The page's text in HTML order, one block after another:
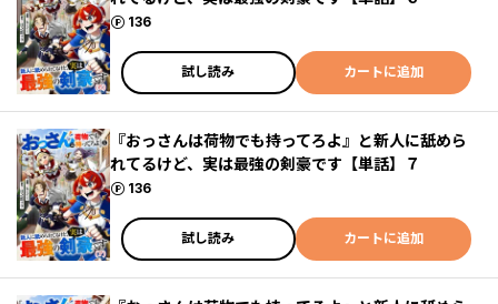
136
ポイント
試し読み カートに追加
『おっさんは荷物でも持ってろよ』と新人に舐めら
れてるけど、実は最強の剣豪です【単話】７
136
ポイント
試し読み カートに追加